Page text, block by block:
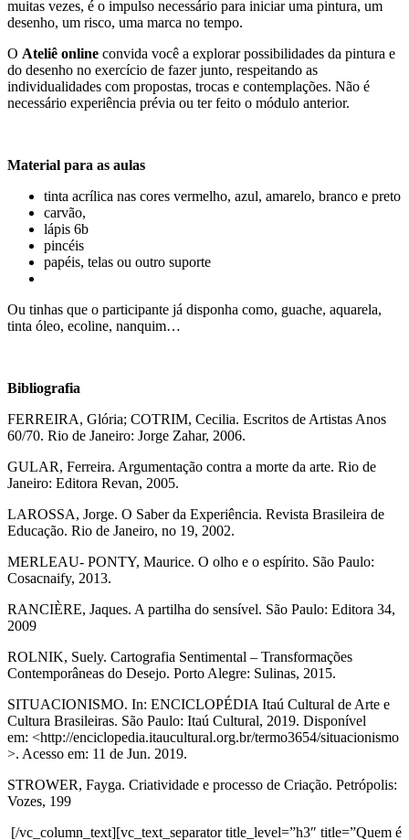
muitas vezes, é o impulso necessário para iniciar uma pintura, um
desenho, um risco, uma marca no tempo.
O Ateliê online convida você a explorar possibilidades da pintura e
do desenho no exercício de fazer junto, respeitando as
individualidades com propostas, trocas e contemplações. Não é
necessário experiência prévia ou ter feito o módulo anterior.
Material para as aulas
tinta acrílica nas cores vermelho, azul, amarelo, branco e preto
carvão,
lápis 6b
pincéis
papéis, telas ou outro suporte
Ou tinhas que o participante já disponha como, guache, aquarela,
tinta óleo, ecoline, nanquim…
Bibliografia
FERREIRA, Glória; COTRIM, Cecilia. Escritos de Artistas Anos
60/70. Rio de Janeiro: Jorge Zahar, 2006.
GULAR, Ferreira. Argumentação contra a morte da arte. Rio de
Janeiro: Editora Revan, 2005.
LAROSSA, Jorge. O Saber da Experiência. Revista Brasileira de
Educação. Rio de Janeiro, no 19, 2002.
MERLEAU- PONTY, Maurice. O olho e o espírito. São Paulo:
Cosacnaify, 2013.
RANCIÈRE, Jaques. A partilha do sensível. São Paulo: Editora 34,
2009
ROLNIK, Suely. Cartografia Sentimental – Transformações
Contemporâneas do Desejo. Porto Alegre: Sulinas, 2015.
SITUACIONISMO. In: ENCICLOPÉDIA Itaú Cultural de Arte e
Cultura Brasileiras. São Paulo: Itaú Cultural, 2019. Disponível
em: <http://enciclopedia.itaucultural.org.br/termo3654/situacionismo
>. Acesso em: 11 de Jun. 2019.
STROWER, Fayga. Criatividade e processo de Criação. Petrópolis:
Vozes, 199
[/vc_column_text][vc_text_separator title_level=”h3″ title=”Quem é